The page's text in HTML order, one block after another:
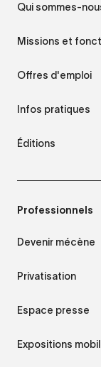
Qui sommes-
Missions et
Offres d'emploi
Infos pratiques
Éditions
Professionnels
Devenir mécène
Privatisation
Espace presse
Expositions